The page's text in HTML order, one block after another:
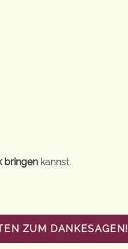
bringen kannst.
ZUM DANKESAGEN!